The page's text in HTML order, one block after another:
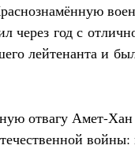
через год с
лейтенанта и
отвагу Амет-
войны: